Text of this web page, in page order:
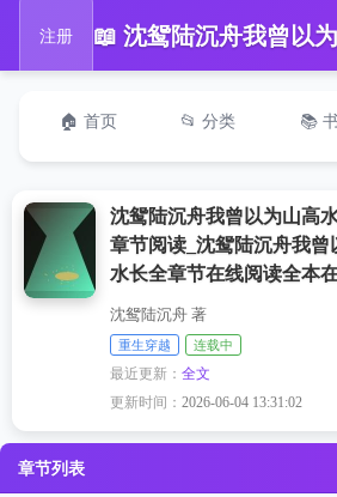
注册
🏠 首页 📂 分类 📚
沈鸳陆沉舟我曾以为山高
章节阅读_沈鸳陆沉舟我曾
水长全章节在线阅读全本
沈鸳陆沉舟 著
重生穿越 连载中
最近更新：全文
更新时间：2026-06-04 13:31:02
章节列表